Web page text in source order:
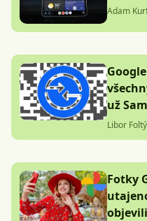
Adam
už
Libor
Fotky